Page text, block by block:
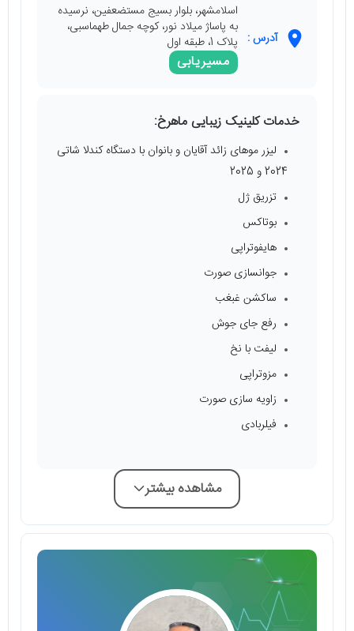
آدرس :
اسلامشهر، بلوار بسیج مستضعفین، نرسیده
به پاساژ میلاد نور، کوچه جمال طهماسبی،
پلاک 1، طبقه اول
مسیریابی
خدمات کلینیک زیبایی ماهرخ:
لیزر موهای زائد آقایان و بانوان با دستگاه کندلا شاتی
2024 و 2025
تزریق ژل
بوتاکس
هایفوتراپی
جوانسازی صورت
ساکشن غبغب
رفع جای جوش
لیفت با نخ
مزوتراپی
زاویه سازی صورت
فیلربادی
مشاهده بیشتر